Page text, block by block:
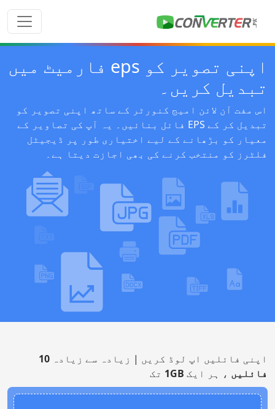
اپنی تصویر کو eps فارمیٹ میں
تبدیل کریں۔
اس مفت آن لائن امیج کنورٹر کے ساتھ اپنی تصویر کو
تبدیل کر کے EPS فائل بنائیں۔ یہ آپ کی تصاویر کے
معیار کو بڑھانے کے لیے اختیاری طور پر ڈیجیٹل
فلٹرز کو منتخب کرنے کی بھی اجازت دیتا ہے۔
اپنی فائلیں اپ لوڈ کریں | زیادہ سے زیادہ 10
فائلیں ، ہر ایک 1GB تک